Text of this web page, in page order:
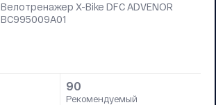
Велотренажер X-Bike DFC ADVENOR
BC995009A01
90
Рекомендуемый